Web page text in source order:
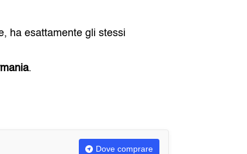
ha esattamente gli stessi
.
Dove comprare